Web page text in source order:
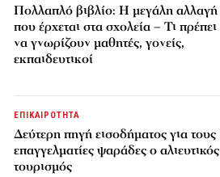
Πολλαπλό βιβλίο: Η μεγάλη αλλαγή
που έρχεται στα σχολεία – Τι πρέπει
να γνωρίζουν μαθητές, γονείς,
εκπαιδευτικοί
ΕΠΙΚΑΙΡΟΤΗΤΑ
Δεύτερη πηγή εισοδήματος για τους
επαγγελματίες ψαράδες ο αλιευτικός
τουρισμός